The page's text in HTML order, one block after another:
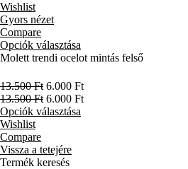
Wishlist
Gyors nézet
Compare
Opciók választása
Molett trendi ocelot mintás felső
13.500Ft 6.000 Ft
13.500Ft 6.000 Ft
Opciók választása
Wishlist
Compare
Vissza a tetejére
Termék keresés